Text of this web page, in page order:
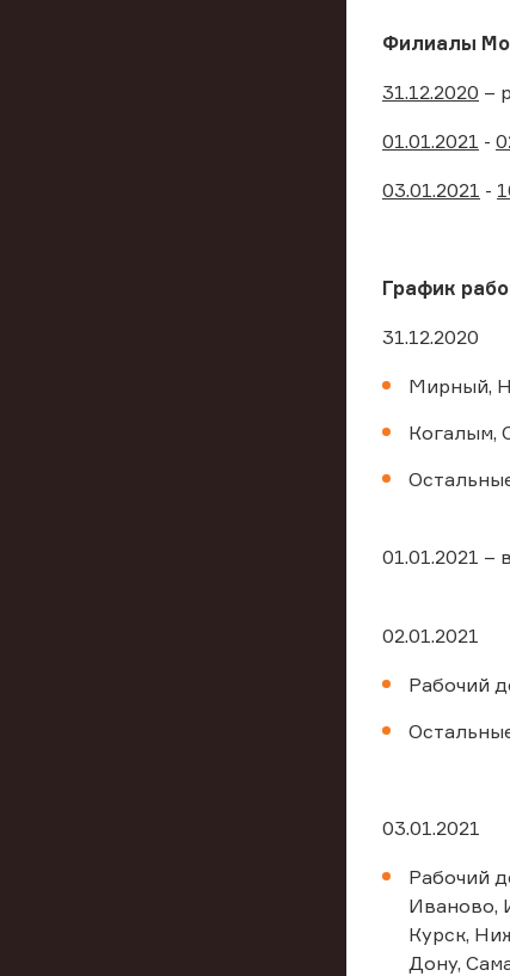
Филиалы
31.12.2020 –
01.01.2021 -
03.01.2021 -
График
31.12.2020
Мирный,
Когалым,
01.01.2021 –
02.01.2021
Рабочий
03.01.2021
Рабочий
Иваново,
Курск,
Дону,